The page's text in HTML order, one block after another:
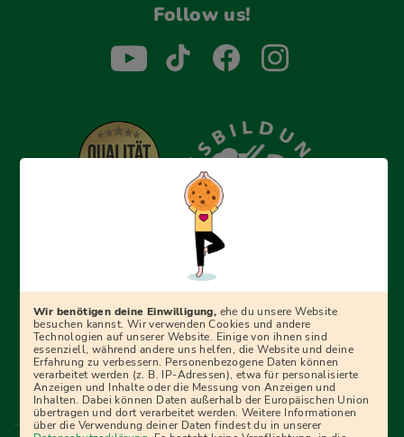
Follow us!
Erfolgreich bewerben mit Ausbildungspark: Wir
begleiten dich Schritt für Schritt bei deinem Start in den
Ratgebern und Prüfungspaketen, interaktiven
Videokursen und vielem mehr. Für alle, die was werden
wollen!
Menü Fußleiste
Wir benötigen deine Einwilligung, ehe du unsere Website
besuchen kannst. Wir verwenden Cookies und andere
Technologien auf unserer Website. Einige von ihnen sind
essenziell, während andere uns helfen, die Website und deine
Erfahrung zu verbessern. Personenbezogene Daten können
verarbeitet werden (z. B. IP-Adressen), etwa für personalisierte
Anzeigen und Inhalte oder die Messung von Anzeigen und
Inhalten. Dabei können Daten außerhalb der Europäischen Union
übertragen und dort verarbeitet werden. Weitere Informationen
über die Verwendung deiner Daten findest du in unserer